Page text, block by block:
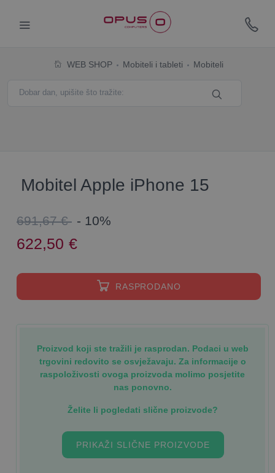
WEB SHOP Mobiteli i tableti Mobiteli
Mobitel Apple iPhone 15
691,67 € - 10%
622,50 €
RASPRODANO
Proizvod koji ste tražili je rasprodan. Podaci u web
trgovini redovito se osvježavaju. Za informacije o
raspoloživosti ovoga proizvoda molimo posjetite
nas ponovno.
Želite li pogledati slične proizvode?
PRIKAŽI SLIČNE PROIZVODE